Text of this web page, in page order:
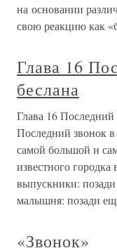
на основании
свою реакцию как
Глава 16
беслана
Глава 16 Последний
Последний звонок
самой большой и
известного
выпускники:
малышня: позади
«Звонок»